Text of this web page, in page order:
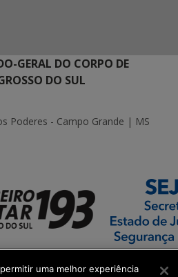
GERAL DO CORPO DE
DO SUL
Poderes - Campo Grande | MS
uma melhor experiência